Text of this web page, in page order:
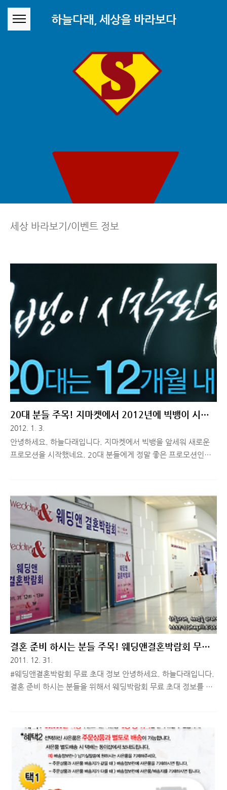
하늘다래, 세상을 바라보다
세상 바라보기/이벤트 정보
20대 분들 주목! 지마켓에서 2012년에 빅뱅이 시작
됩니다.
2012. 1. 3.
안녕하세요. 하늘다래입니다. 지마켓에서 빅뱅을 앞세워 새로운
프로모션을 시작했네요. 20대 분들에게 정말 좋은 프로모션인데
CF 제가 TOP 군을 좋게 생각하고 있어서 그런지 왜 나만 12야 CF
가 크게 오글거리지 않고 괜찮아 보이는군요 ㅎㅎ 코엑스 들어가
는 입구에서 지마켓 프로모션 소식을 이미 보신 분들 많을텐데요.
^^ 기둥 하나하나에 빅뱅 멤버 한명 한명의 사진이 붙어 있습니
다. 전 TOP 군을 좋아해서.^^ 메가박스 들어가는 입구에도 커다
란 광고 사진이 붙어 있었는데요. 2012년, 20대는 ..
결혼 준비 하시는 분들 주목! 웨딩앤결혼박람회 무료
초대할께요~
2011. 12. 31.
#웨딩앤결혼박람회 무료 초대 정보 안녕하세요. 하늘다래입니다.
결혼 준비 하시는 분들을 위해서 웨딩박람회 무료 초대 정보를 갖
데요. 웨딩앤결혼박람회를 통해서 가격거품을 빼고 독점업체가 아
닌 다양한 분야의 우수한 웨딩업체를 유치하여 예비신랑신부님들
에게 좋은 정보를 얻을 수 있는 문화행사라고 할 수 있습니다. 웨
딩앤결혼박랍회를 100% 즐기기 위한 방법을 소개해드리자면, 발
품을 열심히 팔아 최대한 전시된 모든 부스를 관람하는 것이 첫번